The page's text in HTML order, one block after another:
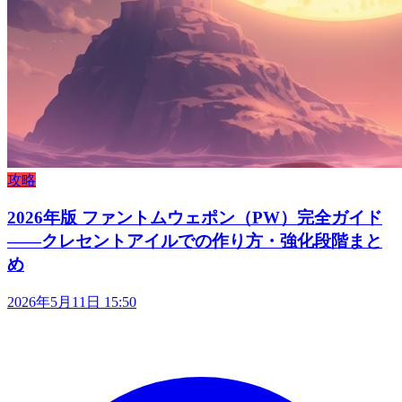
攻略
2026年版 ファントムウェポン（PW）完全ガイド
——クレセントアイルでの作り方・強化段階まと
め
2026年5月11日 15:50